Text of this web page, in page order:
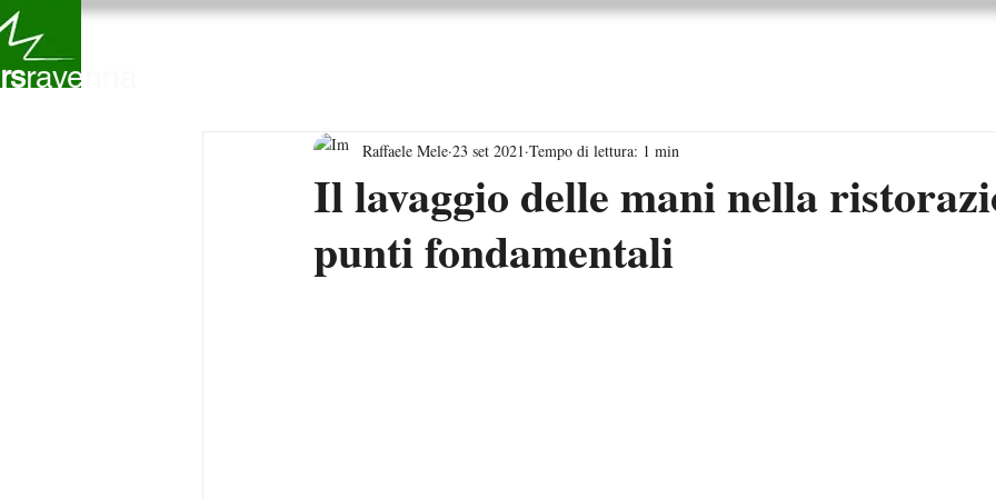
rsravenna
Il lavaggio delle mani nella
punti fondamentali
Raffaele Mele 23 set 2021 Tempo di lettura: 1 min